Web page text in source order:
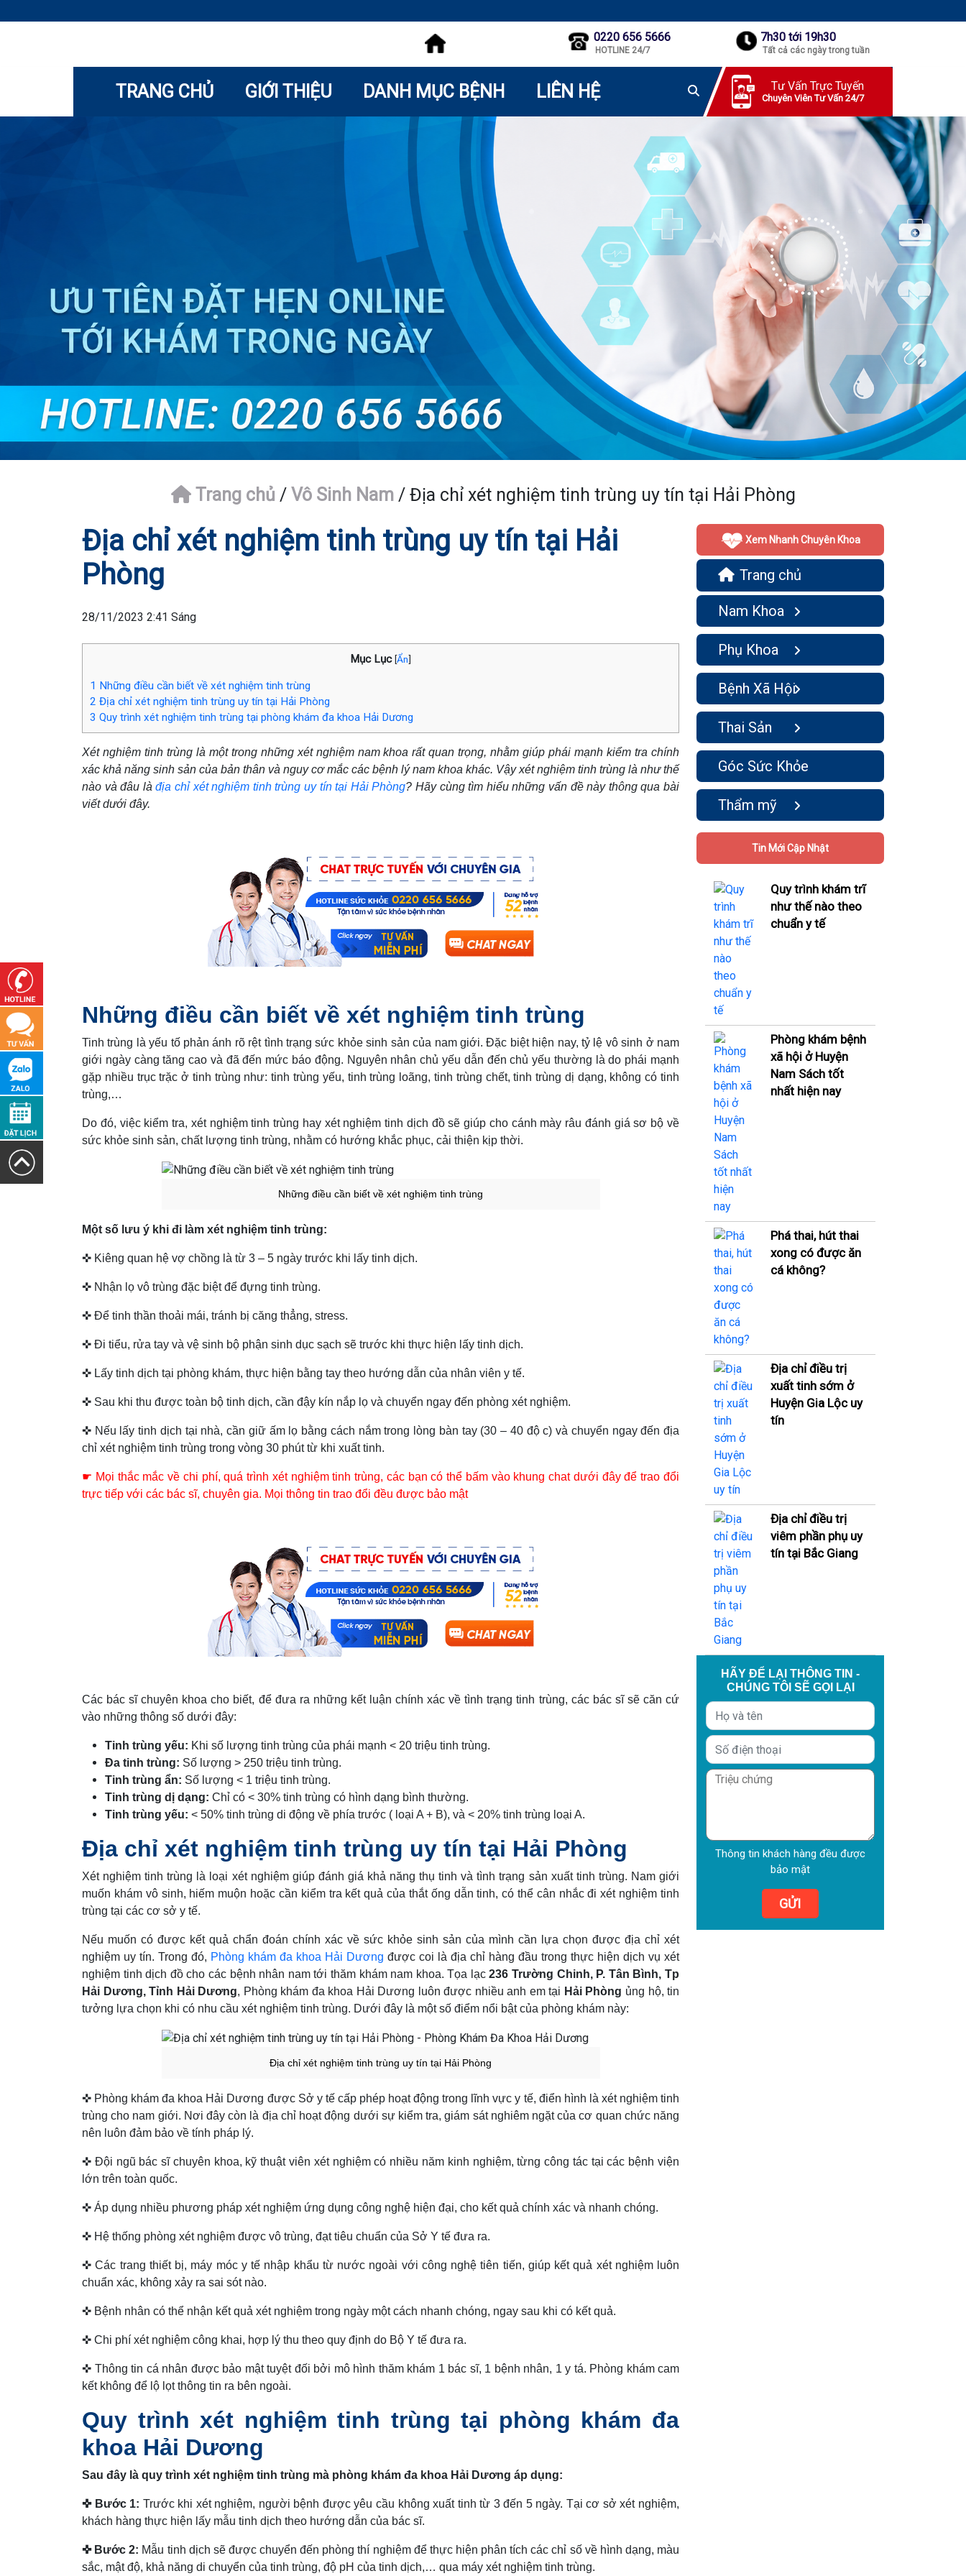
0220 656 5666
HOTLINE 24/7
7h30 tới 19h30
Tất cả các ngày trong tuần
TRANG CHỦ GIỚI THIỆU DANH MỤC BỆNH LIÊN HỆ Tư Vấn Trực Tuyến
Chuyên Viên Tư Vấn 24/7
Trang chủ / Vô Sinh Nam/ Địa chỉ xét nghiệm tinh trùng uy tín tại Hải Phòng
Địa chỉ xét nghiệm tinh trùng uy tín tại Hải
Phòng
28/11/2023 2:41 Sáng
Mục Lục [Ẩn]
1 Những điều cần biết về xét nghiệm tinh trùng
2 Địa chỉ xét nghiệm tinh trùng uy tín tại Hải Phòng
3 Quy trình xét nghiệm tinh trùng tại phòng khám đa khoa Hải Dương
Xét nghiệm tinh trùng là một trong những xét nghiệm nam khoa rất quan trọng, nhằm giúp phái mạnh kiểm tra chính
xác khả năng sinh sản của bản thân và nguy cơ mắc các bệnh lý nam khoa khác. Vậy xét nghiệm tinh trùng là như thế
nào và đâu làđịa chỉ xét nghiệm tinh trùng uy tín tại Hải Phòng? Hãy cùng tìm hiểu những vấn đề này thông qua bài
viết dưới đây.
Những điều cần biết về xét nghiệm tinh trùng
Tinh trùng là yếu tố phản ánh rõ rệt tình trạng sức khỏe sinh sản của nam giới. Đặc biệt hiện nay, tỷ lệ vô sinh ở nam
giới ngày càng tăng cao và đã đến mức báo động. Nguyên nhân chủ yếu dẫn đến chủ yếu thường là do phái mạnh
gặp nhiều trục trặc ở tinh trùng như: tinh trùng yếu, tinh trùng loãng, tinh trùng chết, tinh trùng dị dạng, không có tinh
trùng,…
Do đó, việc kiểm tra, xét nghiệm tinh trùng hay xét nghiệm tinh dịch đồ sẽ giúp cho cánh mày râu đánh giá sơ bộ về
sức khỏe sinh sản, chất lượng tinh trùng, nhằm có hướng khắc phục, cải thiện kịp thời.
Những điều cần biết về xét nghiệm tinh trùng
Một số lưu ý khi đi làm xét nghiệm tinh trùng:
✜ Kiêng quan hệ vợ chồng là từ 3 – 5 ngày trước khi lấy tinh dịch.
✜ Nhận lọ vô trùng đặc biệt để đựng tinh trùng.
✜ Để tinh thần thoải mái, tránh bị căng thẳng, stress.
✜ Đi tiểu, rửa tay và vệ sinh bộ phận sinh dục sạch sẽ trước khi thực hiện lấy tinh dịch.
✜ Lấy tinh dịch tại phòng khám, thực hiện bằng tay theo hướng dẫn của nhân viên y tế.
✜ Sau khi thu được toàn bộ tinh dịch, cần đậy kín nắp lọ và chuyển ngay đến phòng xét nghiệm.
✜ Nếu lấy tinh dịch tại nhà, cần giữ ấm lọ bằng cách nắm trong lòng bàn tay (30 – 40 độ c) và chuyển ngay đến địa
chỉ xét nghiệm tinh trùng trong vòng 30 phút từ khi xuất tinh.
☛ Mọi thắc mắc về chi phí, quá trình xét nghiệm tinh trùng, các bạn có thể bấm vào khung chat dưới đây để trao đổi
trực tiếp với các bác sĩ, chuyên gia. Mọi thông tin trao đổi đều được bảo mật
Các bác sĩ chuyên khoa cho biết, để đưa ra những kết luận chính xác về tình trạng tinh trùng, các bác sĩ sẽ căn cứ
vào những thông số dưới đây:
Tinh trùng yếu: Khi số lượng tinh trùng của phái mạnh < 20 triệu tinh trùng.
Đa tinh trùng: Số lượng > 250 triệu tinh trùng.
Tinh trùng ẩn: Số lượng < 1 triệu tinh trùng.
Tinh trùng dị dạng: Chỉ có < 30% tinh trùng có hình dạng bình thường.
Tinh trùng yếu: < 50% tinh trùng di động về phía trước ( loại A + B), và < 20% tinh trùng loại A.
Địa chỉ xét nghiệm tinh trùng uy tín tại Hải Phòng
Xét nghiệm tinh trùng là loại xét nghiệm giúp đánh giá khả năng thụ tinh và tình trạng sản xuất tinh trùng. Nam giới
muốn khám vô sinh, hiếm muộn hoặc cần kiểm tra kết quả của thắt ống dẫn tinh, có thể cân nhắc đi xét nghiệm tinh
trùng tại các cơ sở y tế.
Nếu muốn có được kết quả chẩn đoán chính xác về sức khỏe sinh sản của mình cần lựa chọn được địa chỉ xét
nghiệm uy tín. Trong đó, Phòng khám đa khoa Hải Dương được coi là địa chỉ hàng đầu trong thực hiện dịch vụ xét
nghiệm tinh dịch đồ cho các bệnh nhân nam tới thăm khám nam khoa. Tọa lạc236 Trường Chinh, P. Tân Bình, Tp
Hải Dương, Tỉnh Hải Dương, Phòng khám đa khoa Hải Dương luôn được nhiều anh em tại Hải Phòng ủng hộ, tin
tưởng lựa chọn khi có nhu cầu xét nghiệm tinh trùng. Dưới đây là một số điểm nổi bật của phòng khám này:
Địa chỉ xét nghiệm tinh trùng uy tín tại Hải Phòng
✜ Phòng khám đa khoa Hải Dương được Sở y tế cấp phép hoạt động trong lĩnh vực y tế, điển hình là xét nghiệm tinh
trùng cho nam giới. Nơi đây còn là địa chỉ hoạt động dưới sự kiểm tra, giám sát nghiêm ngặt của cơ quan chức năng
nên luôn đảm bảo về tính pháp lý.
✜ Đội ngũ bác sĩ chuyên khoa, kỹ thuật viên xét nghiệm có nhiều năm kinh nghiệm, từng công tác tại các bệnh viện
lớn trên toàn quốc.
✜ Áp dụng nhiều phương pháp xét nghiệm ứng dụng công nghệ hiện đại, cho kết quả chính xác và nhanh chóng.
✜ Hệ thống phòng xét nghiệm được vô trùng, đạt tiêu chuẩn của Sở Y tế đưa ra.
✜ Các trang thiết bị, máy móc y tế nhập khẩu từ nước ngoài với công nghệ tiên tiến, giúp kết quả xét nghiệm luôn
chuẩn xác, không xảy ra sai sót nào.
✜ Bệnh nhân có thể nhận kết quả xét nghiệm trong ngày một cách nhanh chóng, ngay sau khi có kết quả.
✜ Chi phí xét nghiệm công khai, hợp lý thu theo quy định do Bộ Y tế đưa ra.
✜ Thông tin cá nhân được bảo mật tuyệt đối bởi mô hình thăm khám 1 bác sĩ, 1 bệnh nhân, 1 y tá. Phòng khám cam
kết không để lộ lọt thông tin ra bên ngoài.
Quy trình xét nghiệm tinh trùng tại phòng khám đa
khoa Hải Dương
Sau đây là quy trình xét nghiệm tinh trùng mà phòng khám đa khoa Hải Dương áp dụng:
✜ Bước 1: Trước khi xét nghiệm, người bệnh được yêu cầu không xuất tinh từ 3 đến 5 ngày. Tại cơ sở xét nghiệm,
khách hàng thực hiện lấy mẫu tinh dịch theo hướng dẫn của bác sĩ.
✜ Bước 2: Mẫu tinh dịch sẽ được chuyển đến phòng thí nghiệm để thực hiện phân tích các chỉ số về hình dạng, màu
sắc, mật độ, khả năng di chuyển của tinh trùng, độ pH của tinh dịch,… qua máy xét nghiệm tinh trùng.
Xem Nhanh Chuyên Khoa
Trang chủ
Nam Khoa
Phụ Khoa
Bệnh Xã Hội
Thai Sản
Góc Sức Khỏe
Thẩm mỹ
Tin Mới Cập Nhật
Quy trình khám trĩ
như thế nào theo
chuẩn y tế
Phòng khám bệnh
xã hội ở Huyện
Nam Sách tốt
nhất hiện nay
Phá thai, hút thai
xong có được ăn
cá không?
Địa chỉ điều trị
xuất tinh sớm ở
Huyện Gia Lộc uy
tín
Địa chỉ điều trị
viêm phần phụ uy
tín tại Bắc Giang
HÃY ĐỂ LẠI THÔNG TIN -
CHÚNG TÔI SẼ GỌI LẠI
Thông tin khách hàng đều được
bảo mật
GỬI